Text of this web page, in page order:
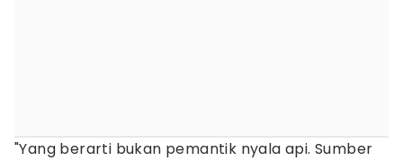
"Yang berarti bukan pemantik nyala api. Sumber